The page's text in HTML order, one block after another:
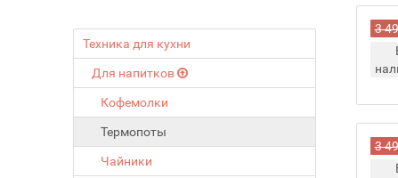
VITEK 2
WILLMARK
Техника для кухни
Для напитков
Кофемолки
Термопоты
Чайники
3
3